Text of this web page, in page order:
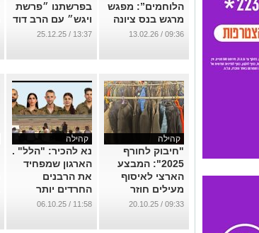
הלוחמים”: מפגש
מרגש בנס ציונה
בין זיכרון, שליחות
הנח״ל
09:36 / 13.02.26
בפרשתנו ״פרשת
ויגש״ עם הרב דוד
טימסית נס-ציונה
13:37 / 25.12.25
קהילה
"חיבוק לחורף
2025": המבצע
הארצי לאיסוף
מעילים חוזר
לשנתו השישית !
09:33 / 20.10.25
קהילה
נא להכיר: "הלל" .
הארגון שמפחיד
את הרבנים
החרדים יותר
מכל...
11:58 / 06.10.25